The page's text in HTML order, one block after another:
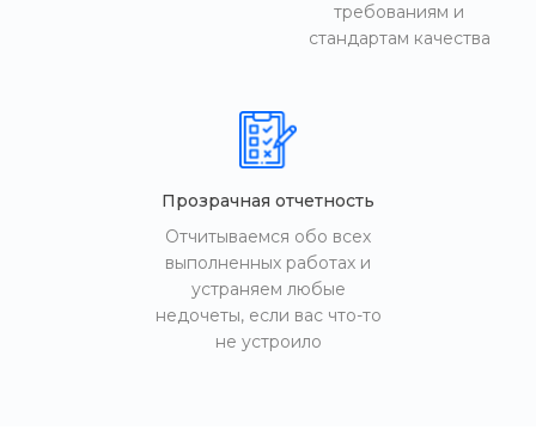
требованиям и
стандартам качества
Прозрачная отчетность
Отчитываемся обо всех
выполненных работах и
устраняем любые
недочеты, если вас что-то
не устроило